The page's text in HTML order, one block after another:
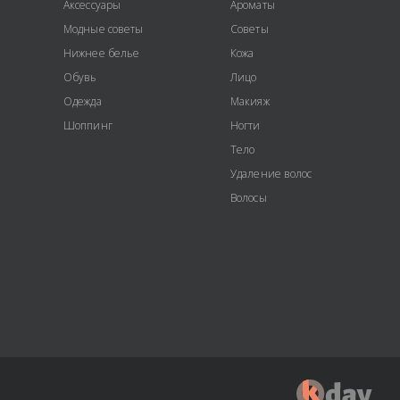
Аксессуары
Модные советы
Нижнее белье
Обувь
Одежда
Шоппинг
Ароматы
Советы
Кожа
Лицо
Макияж
Ногти
Тело
Удаление волос
Волосы